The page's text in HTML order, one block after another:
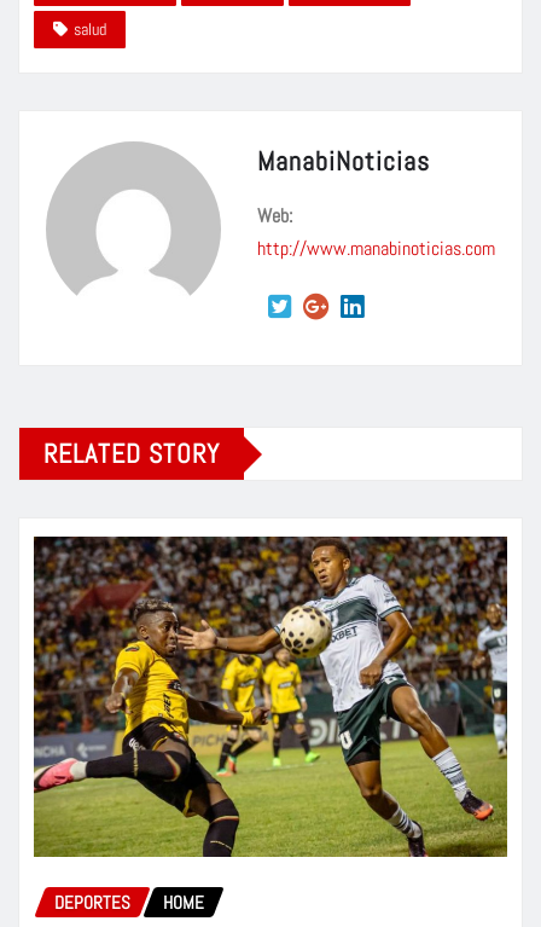
salud
ManabiNoticias
Web:
http://www.manabinoticias.com
RELATED STORY
DEPORTES HOME